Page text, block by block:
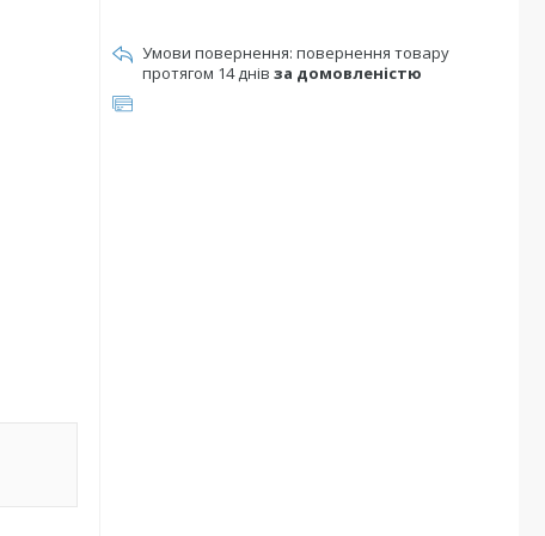
повернення товару
протягом 14 днів за домовленістю